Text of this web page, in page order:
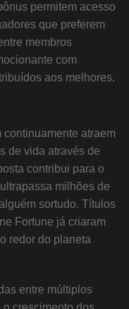
permitem acesso
que preferem
membros
com
aos melhores.
atraem
de vida através de
contribui para o
milhões de
sortudo. Títulos
Fortune já criaram
redor do planeta
entre múltiplos